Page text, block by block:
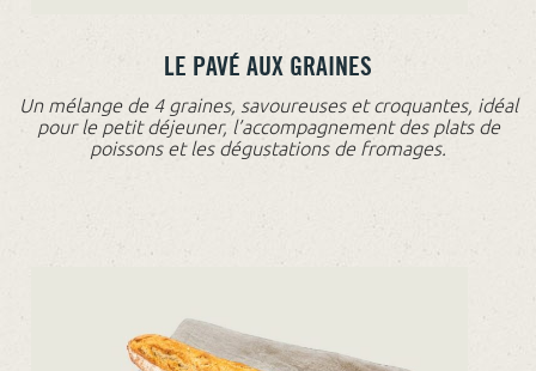
LE PAVÉ AUX GRAINES
Un mélange de 4 graines, savoureuses et croquantes, idéal
pour le petit déjeuner, l’accompagnement des plats de
poissons et les dégustations de fromages.